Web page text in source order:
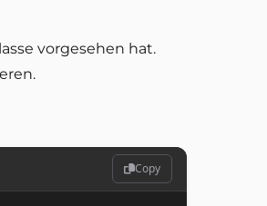
vorgesehen hat.
Copy